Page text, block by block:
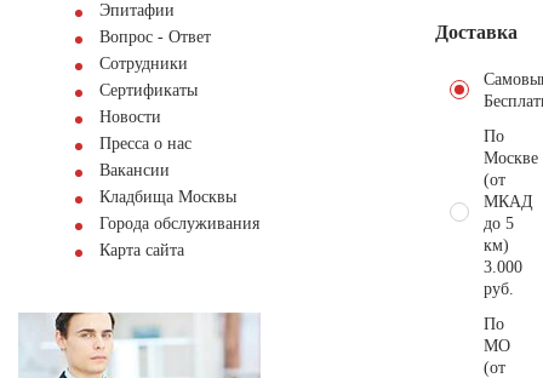
Эпитафии
Вопрос - Ответ
Сотрудники
Сертификаты
Новости
Пресса о нас
Вакансии
Кладбища Москвы
Города обслуживания
Карта сайта
Доставка
По
Москве
(от
МКАД
до 5
км)
3.000
руб.
По
МО
(от